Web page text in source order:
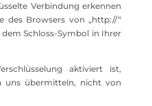
Verbindung erkennen
des Browsers von „http://“
Schloss-Symbol in Ihrer
aktiviert ist,
uns übermitteln, nicht von